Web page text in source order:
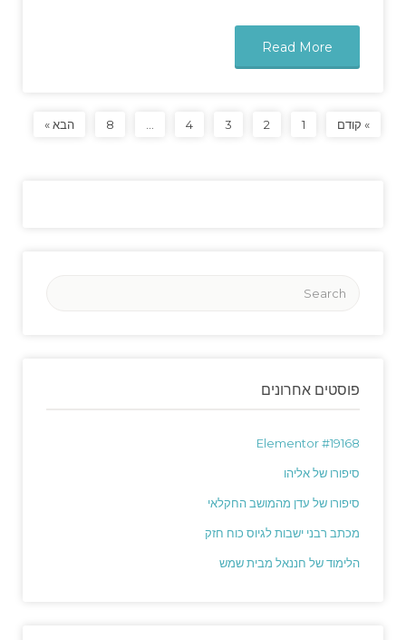
Read More
» קודם 1
2
3
4
8 הבא »
פוסטים אחרונים
Elementor #19168
סיפורו של אליהו
סיפורו של עדן מהמושב החקלאי
מכתב רבני ישבות לגיוס כוח חזק
הלימוד של חננאל מבית שמש